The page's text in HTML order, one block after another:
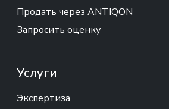
Продать через ANTIQON
Запросить оценку
Услуги
Экспертиза